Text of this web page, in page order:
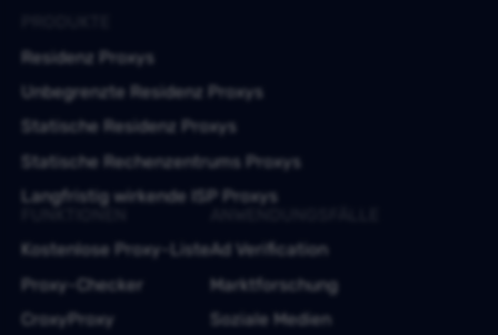
Residenz Proxys
Unbegrenzte Residenz Proxys
Statische Residenz Proxys
Statische Rechenzentrums Proxys
Langfristig wirkende ISP Proxys
Kostenlose Proxy-Liste
Proxy-Checker
CroxyProxy
Ad Verification
Marktforschung
Soziale Medien